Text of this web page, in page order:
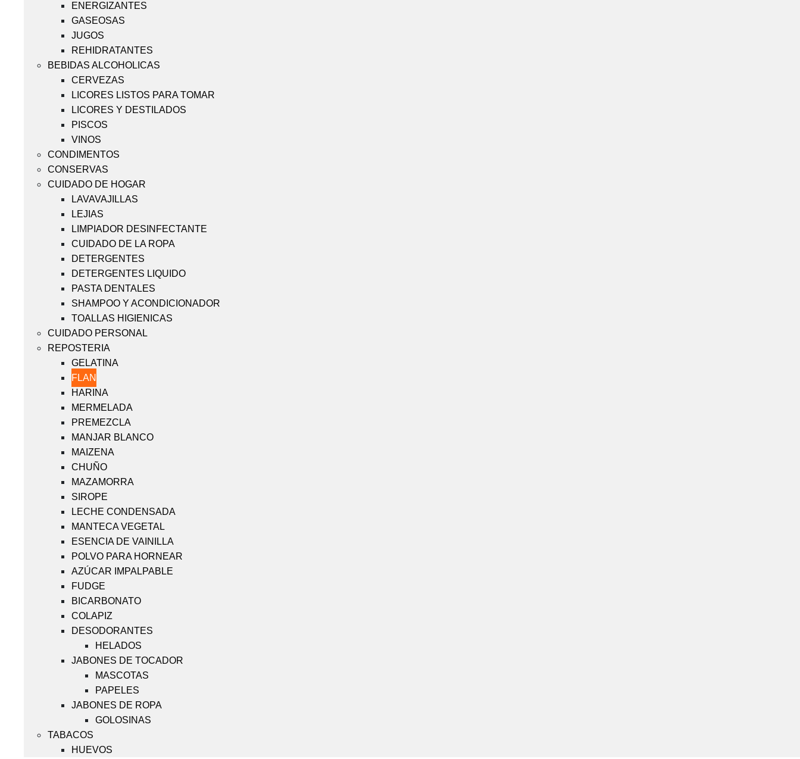
ENERGIZANTES
GASEOSAS
JUGOS
REHIDRATANTES
BEBIDAS ALCOHOLICAS
CERVEZAS
LICORES LISTOS PARA TOMAR
LICORES Y DESTILADOS
PISCOS
VINOS
CONDIMENTOS
CONSERVAS
CUIDADO DE HOGAR
LAVAVAJILLAS
LEJIAS
LIMPIADOR DESINFECTANTE
CUIDADO DE LA ROPA
DETERGENTES
DETERGENTES LIQUIDO
PASTA DENTALES
SHAMPOO Y ACONDICIONADOR
TOALLAS HIGIENICAS
CUIDADO PERSONAL
REPOSTERIA
GELATINA
FLAN
HARINA
MERMELADA
PREMEZCLA
MANJAR BLANCO
MAIZENA
CHUÑO
MAZAMORRA
SIROPE
LECHE CONDENSADA
MANTECA VEGETAL
ESENCIA DE VAINILLA
POLVO PARA HORNEAR
AZÚCAR IMPALPABLE
FUDGE
BICARBONATO
COLAPIZ
DESODORANTES
HELADOS
JABONES DE TOCADOR
MASCOTAS
PAPELES
JABONES DE ROPA
GOLOSINAS
TABACOS
HUEVOS